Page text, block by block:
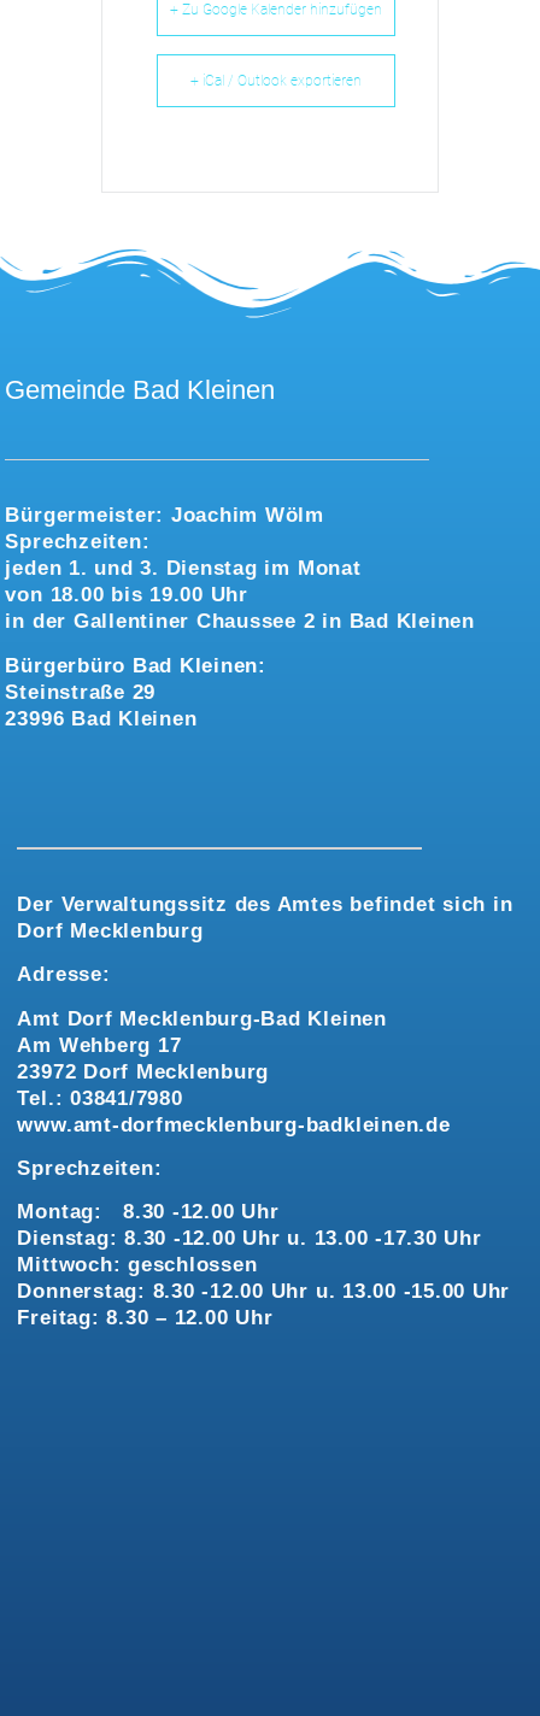
+ Zu Google Kalender hinzufügen
+ iCal / Outlook exportieren
Gemeinde Bad Kleinen
Bürgermeister: Joachim Wölm
Sprechzeiten:
jeden 1. und 3. Dienstag im Monat
von 18.00 bis 19.00 Uhr
in der Gallentiner Chaussee 2 in Bad Kleinen
Bürgerbüro Bad Kleinen:
Steinstraße 29
23996 Bad Kleinen
Der Verwaltungssitz des Amtes befindet sich in
Dorf Mecklenburg
Adresse:
Amt Dorf Mecklenburg-Bad Kleinen
Am Wehberg 17
23972 Dorf Mecklenburg
Tel.: 03841/7980
www.amt-dorfmecklenburg-badkleinen.de
Sprechzeiten:
Montag: 8.30 -12.00 Uhr
Dienstag: 8.30 -12.00 Uhr u. 13.00 -17.30 Uhr
Mittwoch: geschlossen
Donnerstag: 8.30 -12.00 Uhr u. 13.00 -15.00 Uhr
Freitag: 8.30 – 12.00 Uhr